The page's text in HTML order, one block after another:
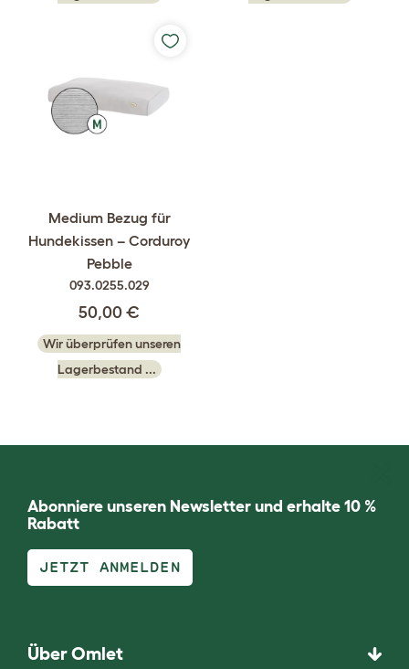
Medium Bezug für
Hundekissen – Corduroy
Pebble
093.0255.029
50,00 €
Wir überprüfen unseren
Lagerbestand ...
Abonniere unseren Newsletter und erhalte 10 %
Rabatt
JETZT ANMELDEN
Über Omlet